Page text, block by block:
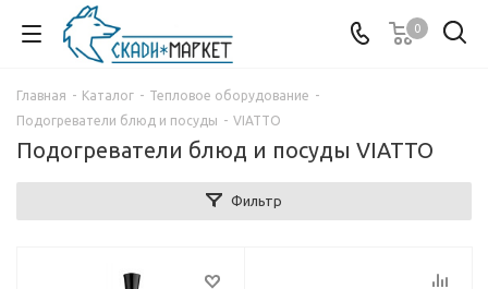
0
Главная - Каталог - Тепловое оборудование -
Подогреватели блюд и посуды - VIATTO
Подогреватели блюд и посуды VIATTO
Фильтр